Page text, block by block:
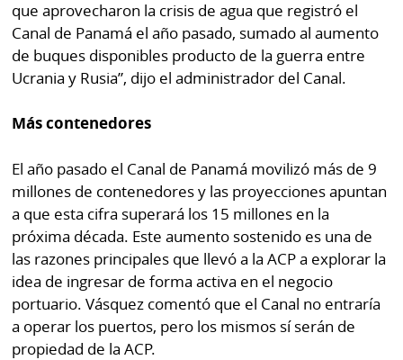
que aprovecharon la crisis de agua que registró el
Canal de Panamá el año pasado, sumado al aumento
de buques disponibles producto de la guerra entre
Ucrania y Rusia”, dijo el administrador del Canal.
Más contenedores
El año pasado el Canal de Panamá movilizó más de 9
millones de contenedores y las proyecciones apuntan
a que esta cifra superará los 15 millones en la
próxima década. Este aumento sostenido es una de
las razones principales que llevó a la ACP a explorar la
idea de ingresar de forma activa en el negocio
portuario. Vásquez comentó que el Canal no entraría
a operar los puertos, pero los mismos sí serán de
propiedad de la ACP.